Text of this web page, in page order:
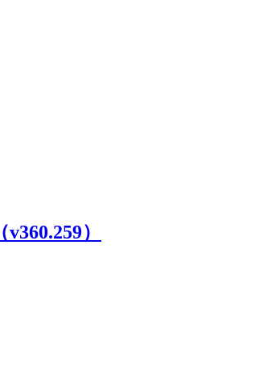
）